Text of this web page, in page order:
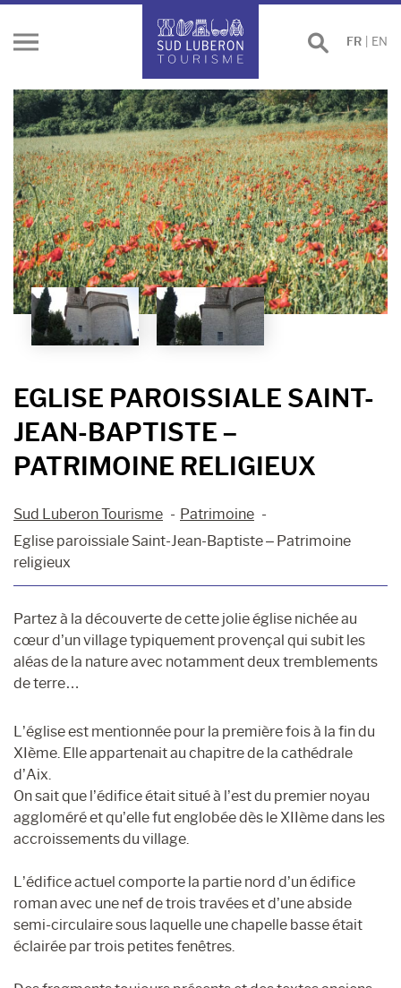
Ouvrir
Effectuer
une
FR EN
EGLISE PAROISSIALE SAINT-
JEAN-BAPTISTE –
PATRIMOINE RELIGIEUX
Sud Luberon Tourisme
Patrimoine
Eglise paroissiale Saint-Jean-Baptiste – Patrimoine
religieux
Partez à la découverte de cette jolie église nichée au
cœur d’un village typiquement provençal qui subit les
aléas de la nature avec notamment deux tremblements
de terre…
L’église est mentionnée pour la première fois à la fin du
XIème. Elle appartenait au chapitre de la cathédrale
d’Aix.
On sait que l’édifice était situé à l’est du premier noyau
aggloméré et qu’elle fut englobée dès le XIIème dans les
accroissements du village.
L’édifice actuel comporte la partie nord d’un édifice
roman avec une nef de trois travées et d’une abside
semi-circulaire sous laquelle une chapelle basse était
éclairée par trois petites fenêtres.